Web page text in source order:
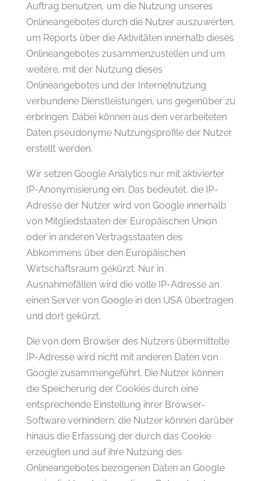
Auftrag benutzen, um die Nutzung unseres
Onlineangebotes durch die Nutzer auszuwerten,
um Reports über die Aktivitäten innerhalb dieses
Onlineangebotes zusammenzustellen und um
weitere, mit der Nutzung dieses
Onlineangebotes und der Internetnutzung
verbundene Dienstleistungen, uns gegenüber zu
erbringen. Dabei können aus den verarbeiteten
Daten pseudonyme Nutzungsprofile der Nutzer
erstellt werden.
Wir setzen Google Analytics nur mit aktivierter
IP-Anonymisierung ein. Das bedeutet, die IP-
Adresse der Nutzer wird von Google innerhalb
von Mitgliedstaaten der Europäischen Union
oder in anderen Vertragsstaaten des
Abkommens über den Europäischen
Wirtschaftsraum gekürzt. Nur in
Ausnahmefällen wird die volle IP-Adresse an
einen Server von Google in den USA übertragen
und dort gekürzt.
Die von dem Browser des Nutzers übermittelte
IP-Adresse wird nicht mit anderen Daten von
Google zusammengeführt. Die Nutzer können
die Speicherung der Cookies durch eine
entsprechende Einstellung ihrer Browser-
Software verhindern; die Nutzer können darüber
hinaus die Erfassung der durch das Cookie
erzeugten und auf ihre Nutzung des
Onlineangebotes bezogenen Daten an Google